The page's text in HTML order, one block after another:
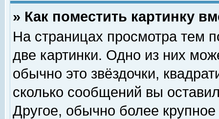
» Как поместить картинку
На страницах просмотра тем
две картинки. Одно из них
обычно это звёздочки,
сколько сообщений вы
Другое, обычно более